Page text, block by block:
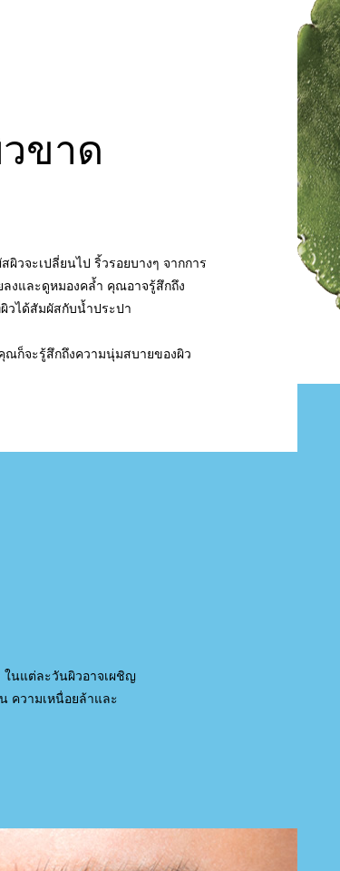
ขาด
วจะเปลี่ยนไป ริ้วรอยบางๆ จากการ
งและดูหมองคล้ำ คุณอาจรู้สึกถึง
วได้สัมผัสกับน้ำประปา
ก็จะรู้สึกถึงความนุ่มสบายของผิว
ในแต่ละวันผิวอาจเผชิญ
ความเหนื่อยล้าและ